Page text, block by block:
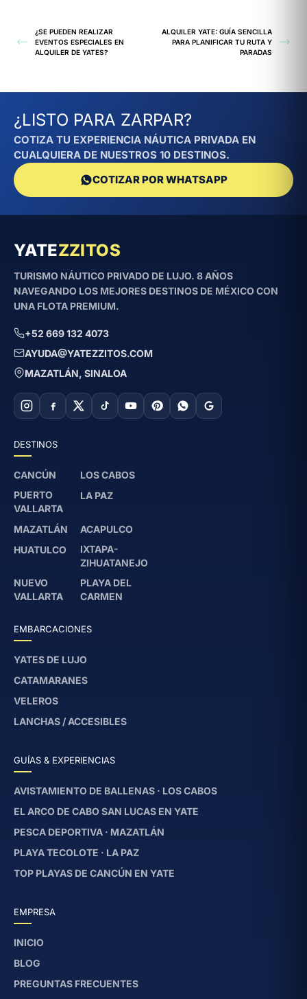
¿SE PUEDEN REALIZAR
EVENTOS ESPECIALES EN
ALQUILER DE YATES?
ALQUILER YATE: GUÍA SENCILLA
PARA PLANIFICAR TU RUTA Y
PARADAS
¿LISTO PARA ZARPAR?
COTIZA TU EXPERIENCIA NÁUTICA PRIVADA EN
CUALQUIERA DE NUESTROS 10 DESTINOS.
COTIZAR POR WHATSAPP
YATEZZITOS
TURISMO NÁUTICO PRIVADO DE LUJO. 8 AÑOS
NAVEGANDO LOS MEJORES DESTINOS DE MÉXICO CON
UNA FLOTA PREMIUM.
+52 669 132 4073
AYUDA@YATEZZITOS.COM
MAZATLÁN, SINALOA
DESTINOS
CANCÚN
LOS CABOS
PUERTO
VALLARTA
LA PAZ
MAZATLÁN
ACAPULCO
HUATULCO
IXTAPA-
ZIHUATANEJO
NUEVO
VALLARTA
PLAYA DEL
CARMEN
EMBARCACIONES
YATES DE LUJO
CATAMARANES
VELEROS
LANCHAS / ACCESIBLES
GUÍAS & EXPERIENCIAS
AVISTAMIENTO DE BALLENAS · LOS CABOS
EL ARCO DE CABO SAN LUCAS EN YATE
PESCA DEPORTIVA · MAZATLÁN
PLAYA TECOLOTE · LA PAZ
TOP PLAYAS DE CANCÚN EN YATE
EMPRESA
INICIO
BLOG
PREGUNTAS FRECUENTES